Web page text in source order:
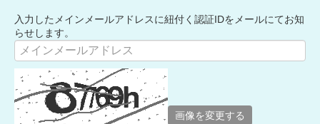
入力したメインメールアドレスに紐付く認証IDをメールにてお知
らせします。
画像を変更する